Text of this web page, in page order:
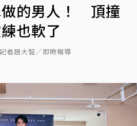
做的男人！ 頂撞
也軟了
者趙大智／即時報導